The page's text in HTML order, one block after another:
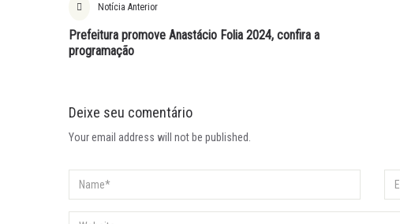
Notícia Anterior
Prefeitura promove Anastácio Folia 2024, confira a
programação
Deixe seu comentário
Your email address will not be published.